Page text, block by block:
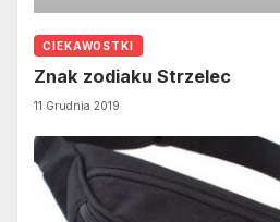
CIEKAWOSTKI
Znak zodiaku Strzelec
11 Grudnia 2019